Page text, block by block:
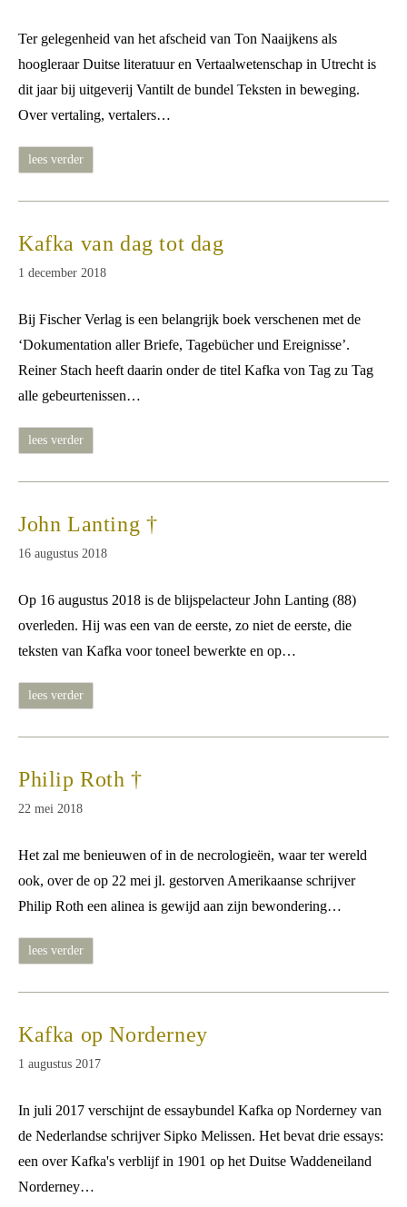
Ter gelegenheid van het afscheid van Ton Naaijkens als
hoogleraar Duitse literatuur en Vertaalwetenschap in Utrecht is
dit jaar bij uitgeverij Vantilt de bundel Teksten in beweging.
Over vertaling, vertalers…
lees verderkafkavermittlung
im
Kafka van dag tot dag
Bericht
1 december 2018
Bij Fischer Verlag is een belangrijk boek verschenen met de
‘Dokumentation aller Briefe, Tagebücher und Ereignisse’.
Reiner Stach heeft daarin onder de titel Kafka von Tag zu Tag
alle gebeurtenissen…
lees verderkafka
van
John Lanting †
Bericht
16 augustus 2018
Op 16 augustus 2018 is de blijspelacteur John Lanting (88)
overleden. Hij was een van de eerste, zo niet de eerste, die
teksten van Kafka voor toneel bewerkte en op…
lees verderjohn
lanting
Philip Roth †
Bericht
22 mei 2018
Het zal me benieuwen of in de necrologieën, waar ter wereld
ook, over de op 22 mei jl. gestorven Amerikaanse schrijver
Philip Roth een alinea is gewijd aan zijn bewondering…
lees verderphilip
roth
Kafka op Norderney
Bericht
1 augustus 2017
In juli 2017 verschijnt de essaybundel Kafka op Norderney van
de Nederlandse schrijver Sipko Melissen. Het bevat drie essays:
een over Kafka's verblijf in 1901 op het Duitse Waddeneiland
Norderney…